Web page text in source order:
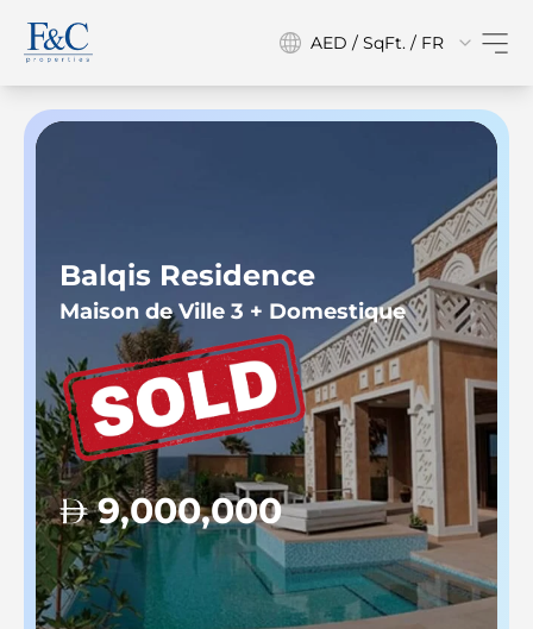
AED / SqFt. / FR
Balqis Residence
Maison de Ville 3 + Domestique
9,000,000